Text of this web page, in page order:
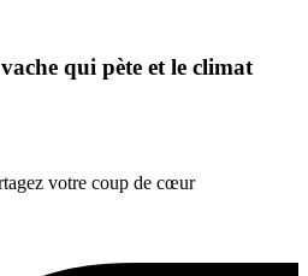
qui pète et le climat
votre coup de cœur